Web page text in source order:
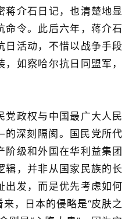
蒋介石日记，也清楚地显
命令。 此后六年，蒋介石
日活动，不惜以战争手段
，如察哈尔抗日同盟军 ，
党政权与中国最广大人民
的深刻隔阂。国民党所代
阶级和外国在华利益集团
辑，并非从国家民族的长
出发，而是优先考虑如何
，日本的侵略是“皮肤之